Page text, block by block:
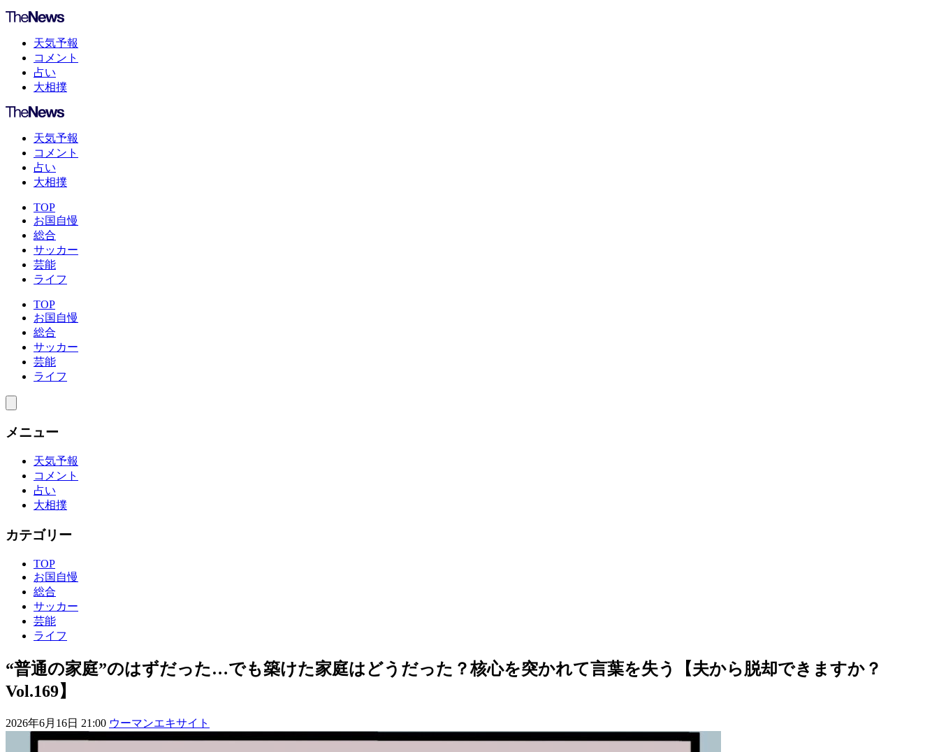
天気予報
コメント
占い
大相撲
天気予報
コメント
占い
大相撲
TOP
お国自慢
総合
サッカー
芸能
ライフ
TOP
お国自慢
総合
サッカー
芸能
ライフ
メニュー
天気予報
コメント
占い
大相撲
カテゴリー
TOP
お国自慢
総合
サッカー
芸能
ライフ
“普通の家庭”のはずだった…でも築けた家庭はどうだった？核心を突かれて言葉を失う【夫から脱却できますか？
Vol.169】
2026年6月16日 21:00 ウーマンエキサイト